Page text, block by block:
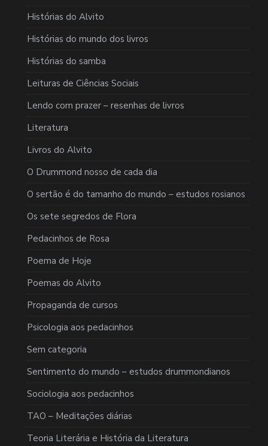
Histórias do Alvito
Histórias do mundo dos livros
Histórias do samba
Leituras de Ciências Sociais
Lendo com prazer – resenhas de livros
Literatura
Livros do Alvito
O Drummond nosso de cada dia
O sertão é do tamanho do mundo – estudos rosianos
Os sete segredos de Flora
Pedacinhos de Rosa
Poema de Hoje
Poemas do Alvito
Propaganda de cursos
Psicologia aos pedacinhos
Sem categoria
Sentimento do mundo – estudos drummondianos
Sociologia aos pedacinhos
TAO – Meditações diárias
Teoria Literária e História da Literatura